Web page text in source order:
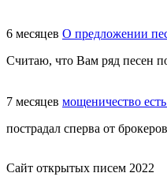
6 месяцев О предложении
Считаю, что Вам ряд песен
7 месяцев мощеничество
пострадал сперва от
Сайт открытых писем 2022